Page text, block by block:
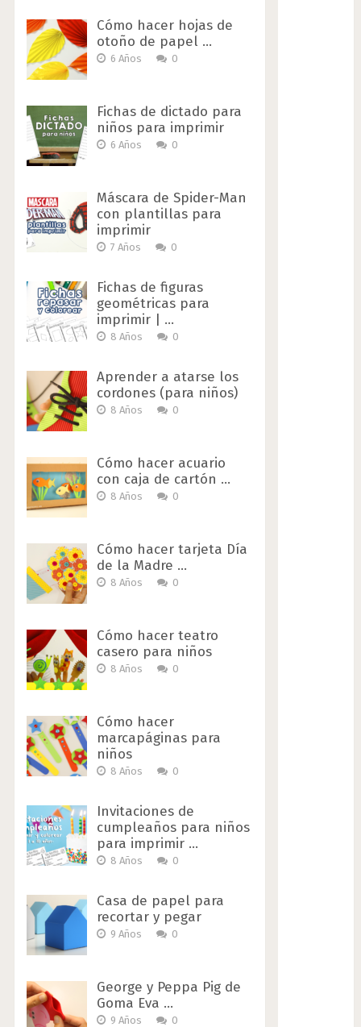
Cómo hacer hojas de
otoño de papel …
6 Años 0
Fichas de dictado para
niños para imprimir
6 Años 0
Máscara de Spider-Man
con plantillas para
imprimir
7 Años 0
Fichas de figuras
geométricas para
imprimir | …
8 Años 0
Aprender a atarse los
cordones (para niños)
8 Años 0
Cómo hacer acuario
con caja de cartón …
8 Años 0
Cómo hacer tarjeta Día
de la Madre …
8 Años 0
Cómo hacer teatro
casero para niños
8 Años 0
Cómo hacer
marcapáginas para
niños
8 Años 0
Invitaciones de
cumpleaños para niños
para imprimir …
8 Años 0
Casa de papel para
recortar y pegar
9 Años 0
George y Peppa Pig de
Goma Eva …
9 Años 0